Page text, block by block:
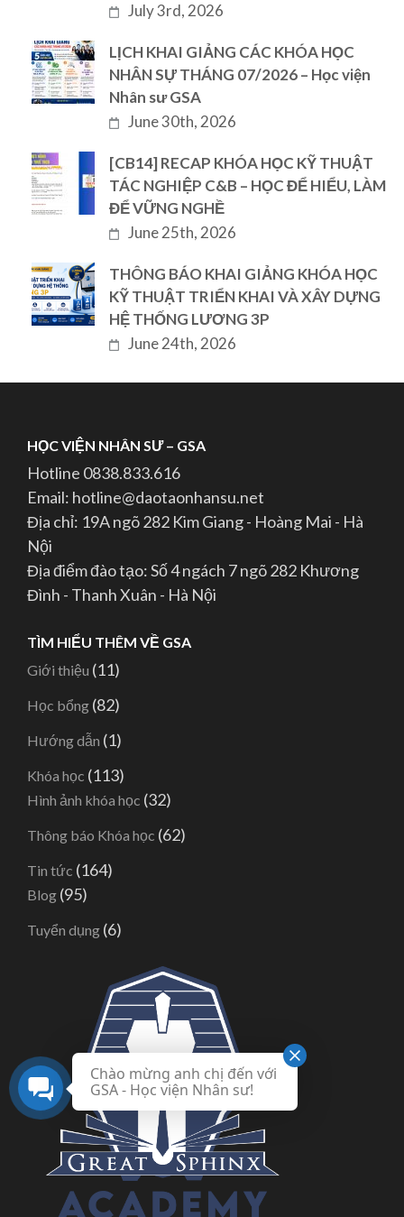
July 3rd, 2026
LỊCH KHAI GIẢNG CÁC KHÓA HỌC
NHÂN SỰ THÁNG 07/2026 – Học viện
Nhân sư GSA
June 30th, 2026
[CB14] RECAP KHÓA HỌC KỸ THUẬT
TÁC NGHIỆP C&B – HỌC ĐỂ HIỂU, LÀM
ĐỂ VỮNG NGHỀ
June 25th, 2026
THÔNG BÁO KHAI GIẢNG KHÓA HỌC
KỸ THUẬT TRIỂN KHAI VÀ XÂY DỰNG
HỆ THỐNG LƯƠNG 3P
June 24th, 2026
HỌC VIỆN NHÂN SƯ – GSA
Hotline 0838.833.616
Email: hotline@daotaonhansu.net
Địa chỉ: 19A ngõ 282 Kim Giang - Hoàng Mai - Hà
Nội
Địa điểm đào tạo: Số 4 ngách 7 ngõ 282 Khương
Đình - Thanh Xuân - Hà Nội
TÌM HIỂU THÊM VỀ GSA
Giới thiệu (11)
Học bổng (82)
Hướng dẫn (1)
Khóa học (113)
Hình ảnh khóa học (32)
Thông báo Khóa học (62)
Tin tức (164)
Blog (95)
Tuyển dụng (6)
Chào mừng anh chị đến với
GSA - Học viện Nhân sư!